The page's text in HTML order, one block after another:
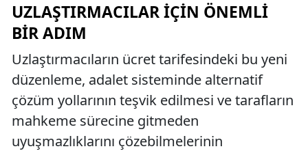
UZLAŞTIRMACILAR İÇIN ÖNEMLI
BIR ADIM
Uzlaştırmacıların ücret tarifesindeki bu yeni
düzenleme, adalet sisteminde alternatif
çözüm yollarının teşvik edilmesi ve tarafların
mahkeme sürecine gitmeden
uyuşmazlıklarını çözebilmelerinin